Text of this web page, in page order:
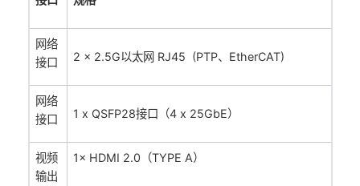
网络
接口
2 × 2.5G以太网 RJ45 (PTP、EtherCAT)
网络
接口
1 x QSFP28接口（4 x 25GbE）
视频
输出
1× HDMI 2.0（TYPE A）